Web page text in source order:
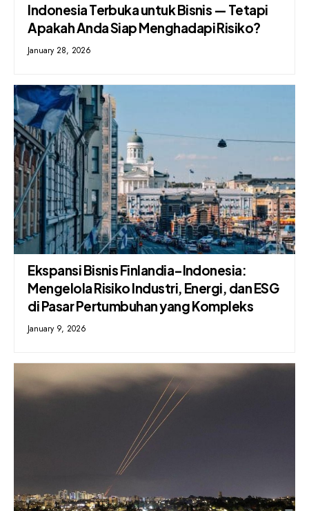
Indonesia Terbuka untuk Bisnis — Tetapi
Apakah Anda Siap Menghadapi Risiko?
January 28, 2026
Ekspansi Bisnis Finlandia–Indonesia:
Mengelola Risiko Industri, Energi, dan ESG
di Pasar Pertumbuhan yang Kompleks
January 9, 2026